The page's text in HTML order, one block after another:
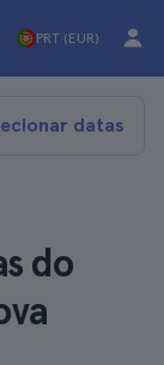
PRT (EUR)
datas
do